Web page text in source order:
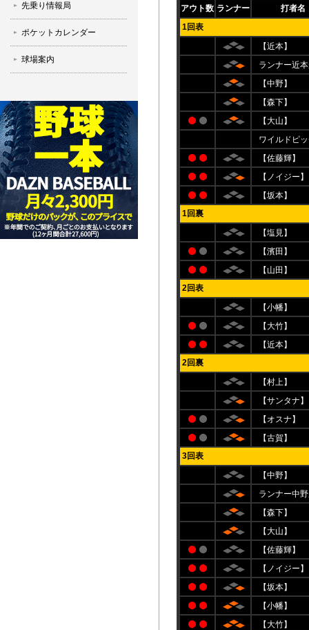
先乗り情報局
ポケットカレンダー
球場案内
アウト数 ランナー
打者名
1回表
【近本】
ランナー近
【中野】
【森下】
【大山】
ワイルドピ
【佐藤輝】
【ノイジー】
【坂本】
1回裏
【塩見】
【濱田】
【山田】
2回表
【小幡】
【大竹】
【近本】
2回裏
【村上】
【サンタナ】
【オスナ】
【古賀】
3回表
【中野】
ランナー中
【森下】
【大山】
【佐藤輝】
【ノイジー】
【坂本】
【小幡】
【大竹】